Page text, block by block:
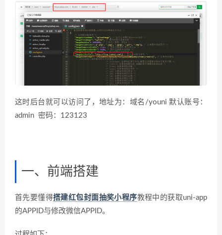
这时后台就可以访问了，地址为：域名/youni 默认账号：
admin 密码：123123
一、前端搭建
首先要懂得搭建红包封面抽奖小程序教程中的获取uni-app
的APPID与修改微信APPID。